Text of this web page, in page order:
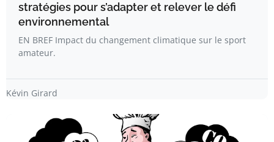
stratégies pour s’adapter et relever le défi
environnemental
EN BREF Impact du changement climatique sur le sport
amateur.
Kévin Girard